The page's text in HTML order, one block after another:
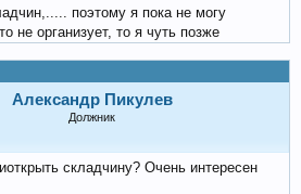
поэтому я пока не могу
не организует, то я чуть позже
Александр Пикулев
Должник
складчину? Очень интересен